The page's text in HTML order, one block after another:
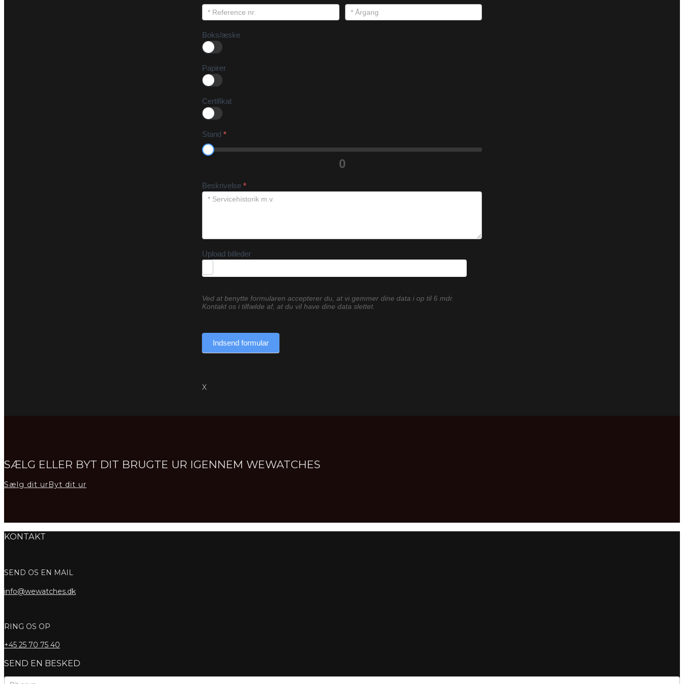
Boks/æske
Papirer
Certifikat
Stand *
0
Beskrivelse *
Upload billeder
Ved at benytte formularen accepterer du, at vi gemmer dine data i op til 6 mdr.
Kontakt os i tilfælde af, at du vil have dine data slettet.
Indsend formular
X
SÆLG ELLER BYT DIT BRUGTE UR IGENNEM WEWATCHES
Sælg dit urByt dit ur
KONTAKT
SEND OS EN MAIL
info@wewatches.dk
RING OS OP
+45 25 70 75 40
SEND EN BESKED
Kontaktformular